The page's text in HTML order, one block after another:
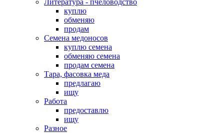
Литература - пчеловодство
куплю
обменяю
продам
Семена медоносов
куплю семена
обменяю семена
продам семена
Тара, фасовка меда
предлагаю
ищу
Работа
предоставлю
ищу
Разное